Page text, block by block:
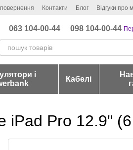
Контакти Блог Відгуки про
063 104-00-44 098 104-00-44
і
Кабелі
iPad Pro 12.9"